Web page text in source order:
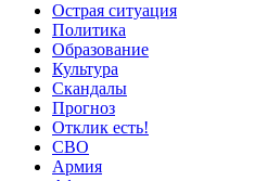
Острая ситуация
Политика
Образование
Культура
Скандалы
Прогноз
Отклик есть!
СВО
Армия